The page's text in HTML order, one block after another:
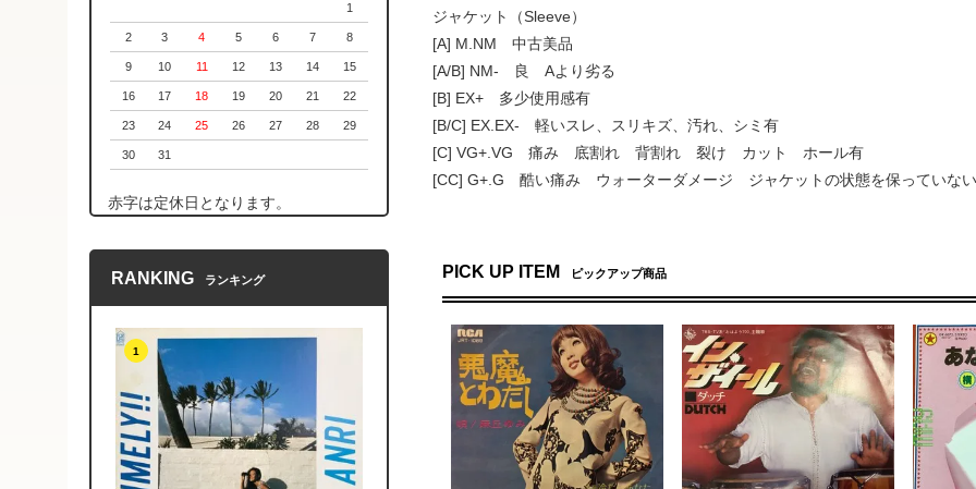
ジャケット（Sleeve）
[A] M.NM 中古美品
[A/B] NM- 良 Aより劣る
[B] EX+ 多少使用感有
[B/C] EX.EX- 軽いスレ、スリキズ、汚れ、シミ有
[C] VG+.VG 痛み 底割れ 背割れ 裂け カット ホール有
[CC] G+.G 酷い痛み ウォーターダメージ ジャケットの状態を保っていない
PICK UP ITEM ピックアップ商品
1
2 3 4 5 6 7 8
9 10 11 12 13 14 15
16 17 18 19 20 21 22
23 24 25 26 27 28 29
30 31
赤字は定休日となります。
RANKING ランキング
1